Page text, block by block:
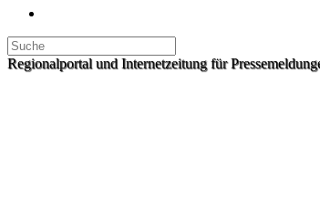
Regionalportal und Internetzeitung für